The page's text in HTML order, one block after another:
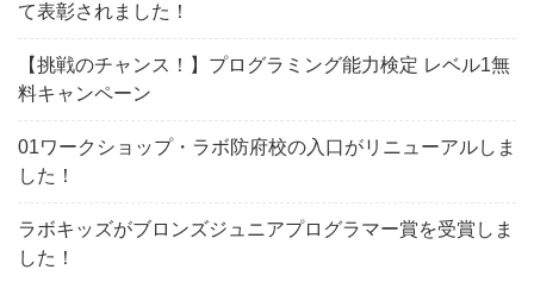
て表彰されました！
【挑戦のチャンス！】プログラミング能力検定 レベル1無
料キャンペーン
01ワークショップ・ラボ防府校の入口がリニューアルしま
した！
ラボキッズがブロンズジュニアプログラマー賞を受賞しま
した！